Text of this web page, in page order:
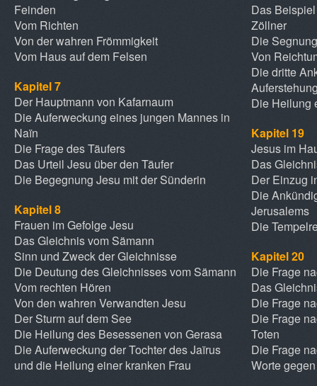
Feinden
Vom Richten
Von der wahren Frömmigkeit
Vom Haus auf dem Felsen
Kapitel 7
Der Hauptmann von Kafarnaum
Die Auferweckung eines jungen Mannes in
Naïn
Die Frage des Täufers
Das Urteil Jesu über den Täufer
Die Begegnung Jesu mit der Sünderin
Kapitel 8
Frauen im Gefolge Jesu
Das Gleichnis vom Sämann
Sinn und Zweck der Gleichnisse
Die Deutung des Gleichnisses vom Sämann
Vom rechten Hören
Von den wahren Verwandten Jesu
Der Sturm auf dem See
Die Heilung des Besessenen von Gerasa
Die Auferweckung der Tochter des Jaïrus
und die Heilung einer kranken Frau
Das
Zöllner
Die
Von
Die dritte
Die Heilung
Kapitel 19
Jesus im
Das
Der Einzug
Die
Jerusalems
Die
Kapitel 20
Die Frage
Das
Die Frage
Die Frage
Toten
Die Frage
Worte